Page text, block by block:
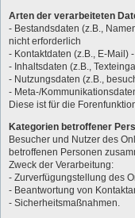
Arten der verarbeiteten
- Bestandsdaten (z.B.,
nicht erforderlich
- Kontaktdaten (z.B., E-Mail)
- Inhaltsdaten (z.B.,
- Nutzungsdaten (z.B.,
- Meta-/
Diese ist für die
Kategorien betroffener
Besucher und Nutzer des
betroffenen Personen
Zweck der Verarbeitung:
- Zurverfügungstellung des
- Beantwortung von
- Sicherheitsmaßnahmen.